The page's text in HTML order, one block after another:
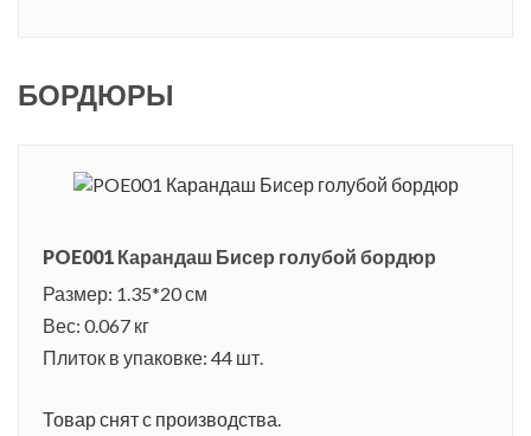
БОРДЮРЫ
POE001 Карандаш Бисер голубой бордюр
Размер: 1.35*20 см
Вес: 0.067 кг
Плиток в упаковке: 44 шт.
Товар снят с производства.